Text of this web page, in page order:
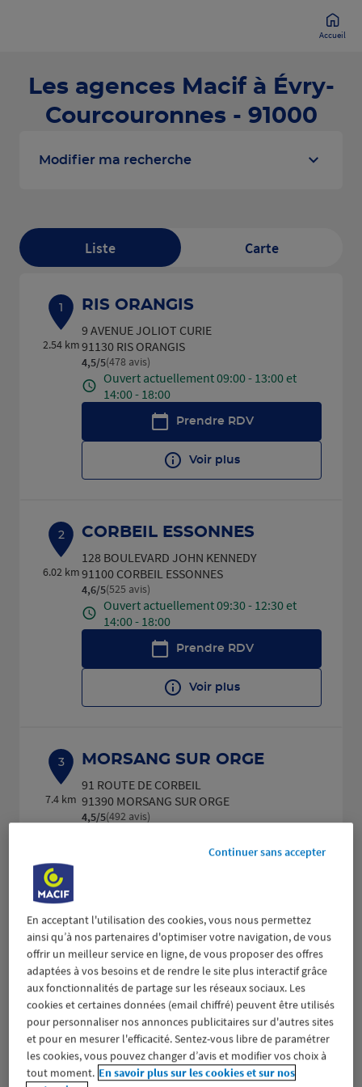
Accueil
Les agences Macif à Évry-
Courcouronnes - 91000
Modifier ma recherche
Liste Carte
1
2.54 km
RIS ORANGIS
9 AVENUE JOLIOT CURIE
91130 RIS ORANGIS
4,5/5Note de 4.5 sur 5
(478 avis)
Ouvert actuellement 09:00 - 13:00 et
14:00 - 18:00
Prendre RDV
Voir plus
2
6.02 km
CORBEIL ESSONNES
128 BOULEVARD JOHN KENNEDY
91100 CORBEIL ESSONNES
4,6/5Note de 4.6 sur 5
(525 avis)
Ouvert actuellement 09:30 - 12:30 et
14:00 - 18:00
Prendre RDV
Voir plus
3
7.4 km
MORSANG SUR ORGE
91 ROUTE DE CORBEIL
91390 MORSANG SUR ORGE
4,5/5Note de 4.5 sur 5
(492 avis)
Voir plus
4
8.29 km
MONTGERON
151 B AVENUE DE LA REPUBLIQUE
91230 MONTGERON
4,4/5Note de 4.4 sur 5
(514 avis)
Ouvert actuellement 09:00 - 13:00 et
14:00 - 18:00
En acceptant l'utilisation des cookies, vous nous permettez
ainsi qu’à nos partenaires d'optimiser votre navigation, de vous
offrir un meilleur service en ligne, de vous proposer des offres
adaptées à vos besoins et de rendre le site plus interactif grâce
aux fonctionnalités de partage sur les réseaux sociaux. Les
cookies et certaines données (email chiffré) peuvent être utilisés
pour personnaliser nos annonces publicitaires sur d'autres sites
et pour en mesurer l'efficacité. Sentez-vous libre de paramétrer
les cookies, vous pouvez changer d’avis et modifier vos choix à
tout moment. En savoir plus sur les cookies et sur nos
Continuer sans accepter